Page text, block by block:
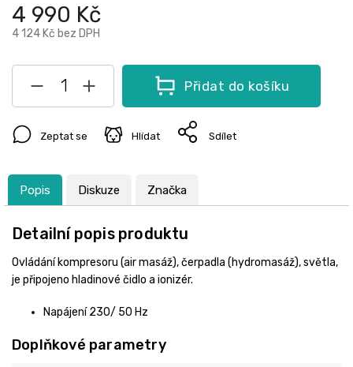
4 990 Kč
4 124 Kč bez DPH
Přidat do košíku
Zeptat se Hlídat Sdílet
Popis Diskuze Značka
Detailní popis produktu
Ovládání kompresoru (air masáž), čerpadla (hydromasáž), světla,
je připojeno hladinové čidlo a ionizér.
Napájení 230/ 50 Hz
Doplňkové parametry